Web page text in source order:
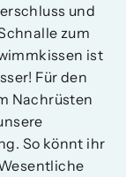
und
zum
ist
Für den
Nachrüsten
So könnt ihr